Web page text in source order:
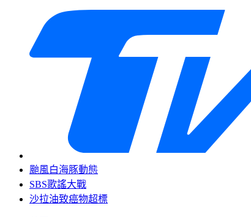
颱風白海豚動態
SBS歌謠大戰
沙拉油致癌物超標